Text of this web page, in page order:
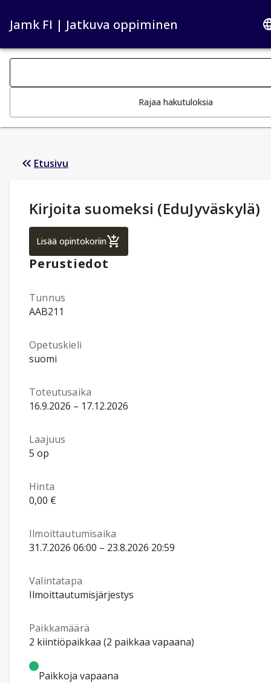
Jamk FI | Jatkuva oppiminen
Haku kategoriat
Rajaa hakutuloksia
Etusivu
Opintotiedot:
Kirjoita suomeksi (EduJyväskylä)
Lisää opintokoriinKirjoita suomeksi (EduJyväskylä)
Perustiedot
Tunnus
AAB211
Opetuskieli
suomi
Toteutusaika
16.9.2026 – 17.12.2026
Laajuus
5 op
Hinta
0,00 €
Ilmoittautumisaika
31.7.2026 06:00 – 23.8.2026 20:59
Valintatapa
Ilmoittautumisjärjestys
Paikkamäärä
2 kiintiöpaikkaa (2 paikkaa vapaana)
Paikkoja vapaana